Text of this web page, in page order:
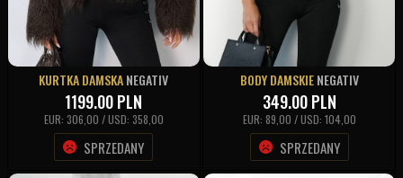
KURTKA DAMSKANEGATIV
1199.00PLN
EUR: 306,00 / USD: 358,00
SPRZEDANY
BODY DAMSKIENEGATIV
349.00PLN
EUR: 89,00 / USD: 104,00
SPRZEDANY